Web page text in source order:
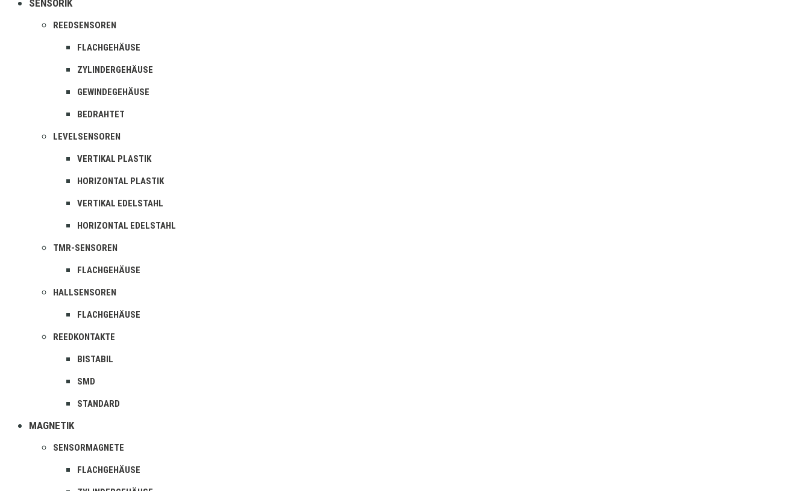
SENSORIK
REEDSENSOREN
FLACHGEHÄUSE
ZYLINDERGEHÄUSE
GEWINDEGEHÄUSE
BEDRAHTET
LEVELSENSOREN
VERTIKAL PLASTIK
HORIZONTAL PLASTIK
VERTIKAL EDELSTAHL
HORIZONTAL EDELSTAHL
TMR-SENSOREN
FLACHGEHÄUSE
HALLSENSOREN
FLACHGEHÄUSE
REEDKONTAKTE
BISTABIL
SMD
STANDARD
MAGNETIK
SENSORMAGNETE
FLACHGEHÄUSE